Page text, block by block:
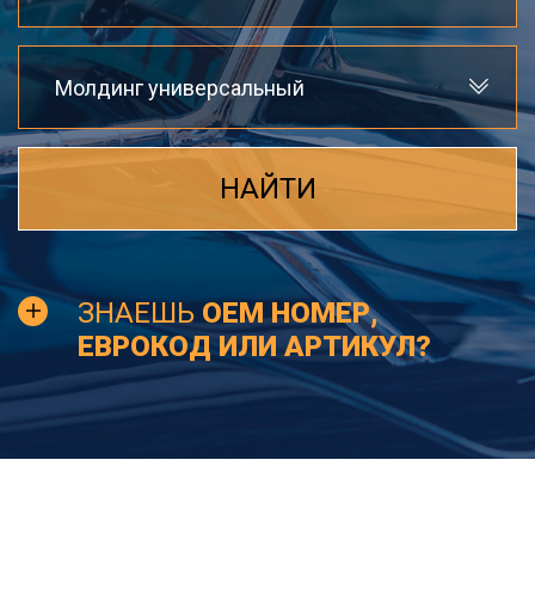
Молдинг универсальный
НАЙТИ
ЗНАЕШЬ OEM НОМЕР,
ЕВРОКОД ИЛИ АРТИКУЛ?